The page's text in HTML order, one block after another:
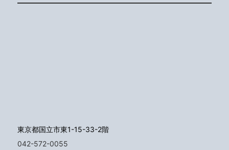
東京都国立市東1-15-33-2階
042-572-0055